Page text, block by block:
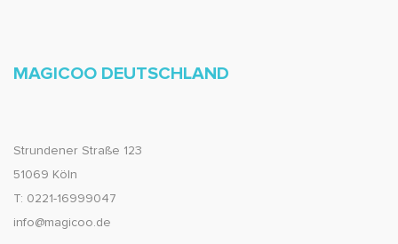
MAGICOO DEUTSCHLAND
Strundener Straße 123
51069 Köln
T: 0221-16999047
info@magicoo.de